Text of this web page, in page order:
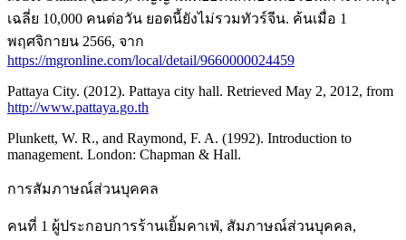
เฉลี่ย 10,000 คนต่อวัน ยอดนี้ยังไม่รวมทัวร์จีน. ค้นเมื่อ 1
พฤศจิกายน 2566, จาก
https://mgronline.com/local/detail/9660000024459
Pattaya City. (2012). Pattaya city hall. Retrieved May 2, 2012, from
http://www.pattaya.go.th
Plunkett, W. R., and Raymond, F. A. (1992). Introduction to
management. London: Chapman & Hall.
การสัมภาษณ์ส่วนบุคคล
คนที่ 1 ผู้ประกอบการร้านเยิ้มคาเฟ่, สัมภาษณ์ส่วนบุคคล,